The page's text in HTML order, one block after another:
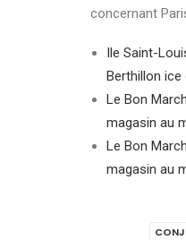
concernant
Ile Saint-
Berthillon ice
Le Bon
magasin au
Le Bon
magasin au